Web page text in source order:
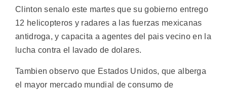
Clinton senalo este martes que su gobierno entrego
12 helicopteros y radares a las fuerzas mexicanas
antidroga, y capacita a agentes del pais vecino en la
lucha contra el lavado de dolares.
Tambien observo que Estados Unidos, que alberga
el mayor mercado mundial de consumo de